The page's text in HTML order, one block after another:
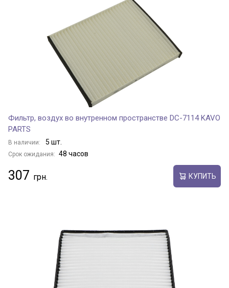
Фильтр, воздух во внутренном пространстве DC-7114 KAVO
PARTS
В наличии: 5 шт.
Срок ожидания: 48 часов
307 КУПИТЬ